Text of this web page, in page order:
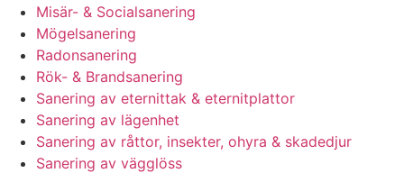
Misär- & Socialsanering
Mögelsanering
Radonsanering
Rök- & Brandsanering
Sanering av eternittak & eternitplattor
Sanering av lägenhet
Sanering av råttor, insekter, ohyra & skadedjur
Sanering av vägglöss